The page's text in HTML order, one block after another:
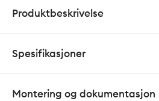
Produktbeskrivelse
Spesifikasjoner
Montering og dokumentasjon